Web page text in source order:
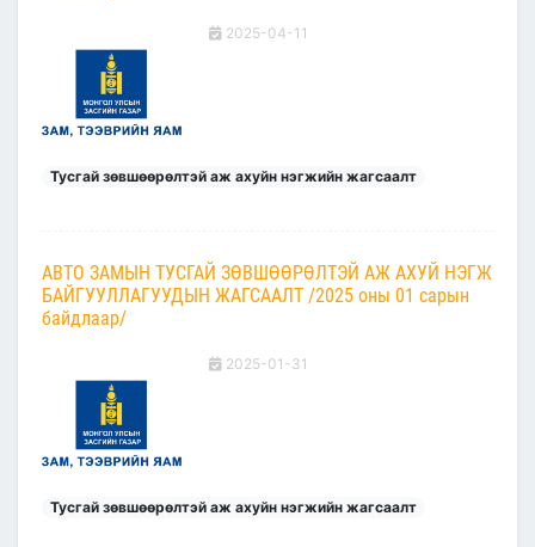
2025-04-11
Тусгай зөвшөөрөлтэй аж ахуйн нэгжийн жагсаалт
АВТО ЗАМЫН ТУСГАЙ ЗӨВШӨӨРӨЛТЭЙ АЖ АХУЙ НЭГЖ
БАЙГУУЛЛАГУУДЫН ЖАГСААЛТ /2025 оны 01 сарын
байдлаар/
2025-01-31
Тусгай зөвшөөрөлтэй аж ахуйн нэгжийн жагсаалт